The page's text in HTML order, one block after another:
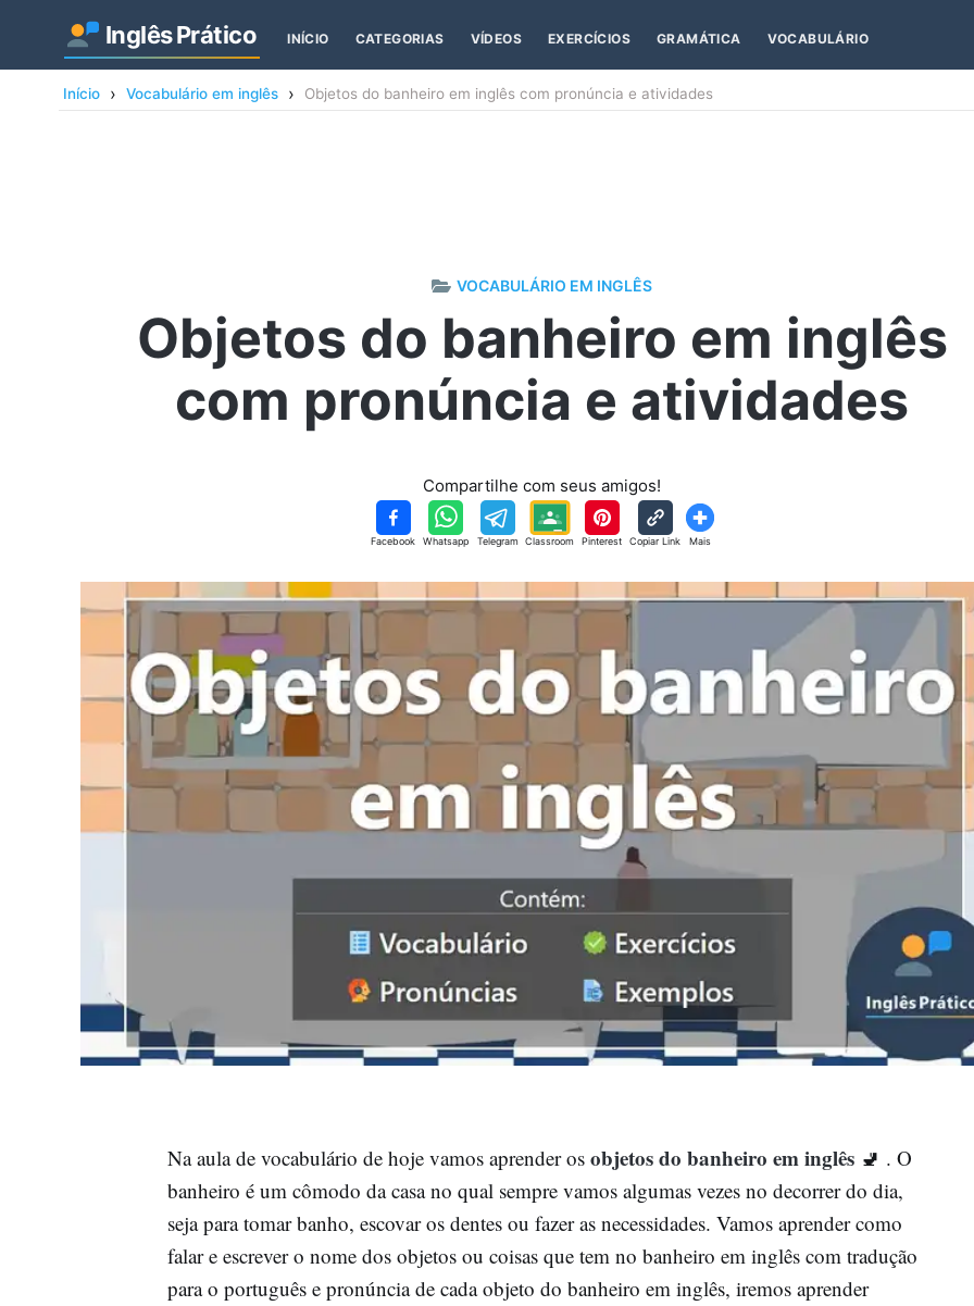
InglêsPrático INÍCIO CATEGORIAS VÍDEOS EXERCÍCIOS GRAMÁTICA VOCABULÁRIO
Início Vocabulário em inglês Objetos do banheiro em inglês com pronúncia e atividades
VOCABULÁRIO EM INGLÊS
Objetos do banheiro em inglês
com pronúncia e atividades
Compartilhe com seus amigos!
Facebook Whatsapp Telegram Classroom Pinterest Copiar Link Mais
Na aula de vocabulário de hoje vamos aprender os objetos do banheiro em inglês🚽 . O
banheiro é um cômodo da casa no qual sempre vamos algumas vezes no decorrer do dia,
seja para tomar banho, escovar os dentes ou fazer as necessidades. Vamos aprender como
falar e escrever o nome dos objetos ou coisas que tem no banheiro em inglês com tradução
para o português e pronúncia de cada objeto do banheiro em inglês, iremos aprender